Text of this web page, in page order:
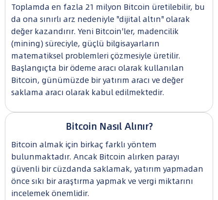
Toplamda en fazla 21 milyon Bitcoin üretilebilir, bu
da ona sınırlı arz nedeniyle "dijital altın" olarak
değer kazandırır. Yeni Bitcoin'ler, madencilik
(mining) süreciyle, güçlü bilgisayarların
matematiksel problemleri çözmesiyle üretilir.
Başlangıçta bir ödeme aracı olarak kullanılan
Bitcoin, günümüzde bir yatırım aracı ve değer
saklama aracı olarak kabul edilmektedir.
Bitcoin Nasıl Alınır?
Bitcoin almak için birkaç farklı yöntem
bulunmaktadır. Ancak Bitcoin alırken parayı
güvenli bir cüzdanda saklamak, yatırım yapmadan
önce sıkı bir araştırma yapmak ve vergi miktarını
incelemek önemlidir.